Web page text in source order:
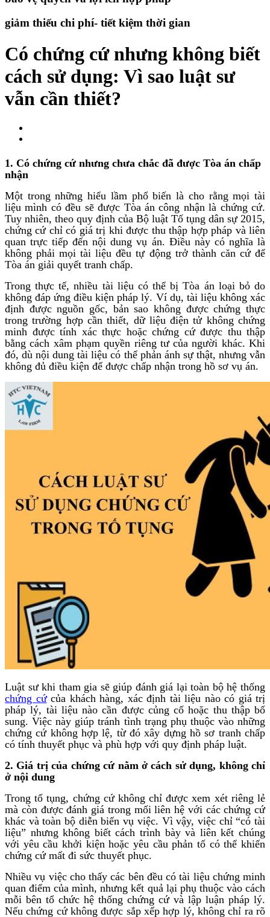
giảm thiếu chi phí- tiết kiệm thời gian
Có chứng cứ nhưng không biết
cách sử dụng: Vì sao luật sư
vẫn cần thiết?
1. Có chứng cứ nhưng chưa chắc đã được Tòa án chấp
nhận
Một trong những hiểu lầm phổ biến là cho rằng mọi tài
liệu mình có đều sẽ được Tòa án công nhận là chứng cứ.
Tuy nhiên, theo quy định của Bộ luật Tố tụng dân sự 2015,
chứng cứ chỉ có giá trị khi được thu thập hợp pháp và liên
quan trực tiếp đến nội dung vụ án. Điều này có nghĩa là
không phải mọi tài liệu đều tự động trở thành căn cứ để
Tòa án giải quyết tranh chấp.
Trong thực tế, nhiều tài liệu có thể bị Tòa án loại bỏ do
không đáp ứng điều kiện pháp lý. Ví dụ, tài liệu không xác
định được nguồn gốc, bản sao không được chứng thực
trong trường hợp cần thiết, dữ liệu điện tử không chứng
minh được tính xác thực hoặc chứng cứ được thu thập
bằng cách xâm phạm quyền riêng tư của người khác. Khi
đó, dù nội dung tài liệu có thể phản ánh sự thật, nhưng vẫn
không đủ điều kiện để được chấp nhận trong hồ sơ vụ án.
Luật sư khi tham gia sẽ giúp đánh giá lại toàn bộ hệ thống
chứng cứcủa khách hàng, xác định tài liệu nào có giá trị
pháp lý, tài liệu nào cần được củng cố hoặc thu thập bổ
sung. Việc này giúp tránh tình trạng phụ thuộc vào những
chứng cứ không hợp lệ, từ đó xây dựng hồ sơ tranh chấp
có tính thuyết phục và phù hợp với quy định pháp luật.
2. Giá trị của chứng cứ nằm ở cách sử dụng, không chỉ
ở nội dung
Trong tố tụng, chứng cứ không chỉ được xem xét riêng lẻ
mà còn được đánh giá trong mối liên hệ với các chứng cứ
khác và toàn bộ diễn biến vụ việc. Vì vậy, việc chỉ “có tài
liệu” nhưng không biết cách trình bày và liên kết chúng
với yêu cầu khởi kiện hoặc yêu cầu phản tố có thể khiến
chứng cứ mất đi sức thuyết phục.
Nhiều vụ việc cho thấy các bên đều có tài liệu chứng minh
quan điểm của mình, nhưng kết quả lại phụ thuộc vào cách
mỗi bên tổ chức hệ thống chứng cứ và lập luận pháp lý.
Nếu chứng cứ không được sắp xếp hợp lý, không chỉ ra rõ